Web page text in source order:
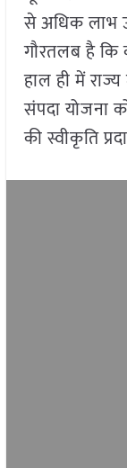
से अधिक लाभ
गौरतलब है
हाल ही में
संपदा योजना
की स्वीकृति